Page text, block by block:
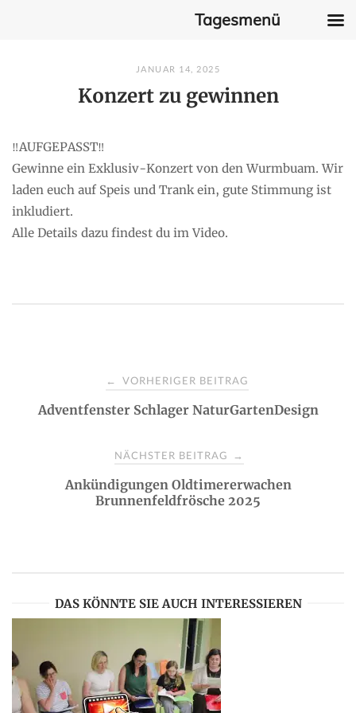
JANUAR 14, 2025
Konzert zu gewinnen
‼️AUFGEPASST‼️
Gewinne ein Exklusiv-Konzert von den Wurmbuam. Wir
laden euch auf Speis und Trank ein, gute Stimmung ist
inkludiert.
Alle Details dazu findest du im Video.
v
i
← VORHERIGER BEITRAG
Adventfenster Schlager NaturGartenDesign
NÄCHSTER BEITRAG →
Ankündigungen Oldtimererwachen
Brunnenfeldfrösche 2025
DAS KÖNNTE SIE AUCH INTERESSIEREN
Tagesmenü